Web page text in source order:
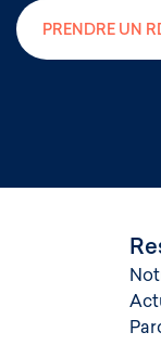
PRENDRE UN